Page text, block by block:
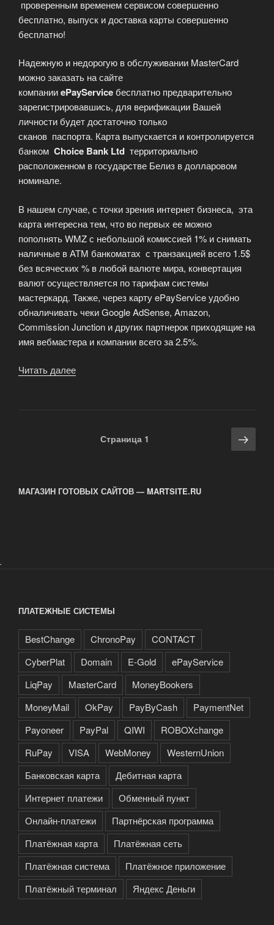
проверенным временем сервисом совершенно
бесплатно, выпуск и доставка карты совершенно
бесплатно!
Надежную и недорогую в обслуживании MasterCard
можно заказать на сайте
компанииePayService бесплатно предварительно
зарегистрировавшись, для верификации Вашей
личности будет достаточно только
сканов паспорта. Карта выпускается и контролируется
банком Choice Bank Ltd территориально
расположенном в государстве Белиз в долларовом
номинале.
В нашем случае, с точки зрения интернет бизнеса, эта
карта интересна тем, что во первых ее можно
пополнять WMZ с небольшой комиссией 1% и снимать
наличные в АТМ банкоматах с транзакцией всего 1.5$
без всяческих % в любой валюте мира, конвертация
валют осуществляется по тарифам системы
мастеркард. Также, через карту ePayService удобно
обналичивать чеки Google AdSense, Amazon,
Commission Junction и других партнерок приходящие на
имя вебмастера и компании всего за 2.5%.
Читать далее
Страница 1
МАГАЗИН ГОТОВЫХ САЙТОВ — MARTSITE.RU
.
ПЛАТЕЖНЫЕ СИСТЕМЫ
BestChange ChronoPay
CONTACT
CyberPlat
Domain E-Gold
ePayService
LiqPay
MasterCard
MoneyBookers
MoneyMail
OkPay PayByCash
PaymentNet
Payoneer
PayPal QIWI
ROBOXchange
RuPay
VISA WebMoney
WesternUnion
Банковская карта
Дебитная карта
Интернет платежи
Обменный пункт
Онлайн-платежи
Партнёрская программа
Платёжная карта
Платёжная сеть
Платёжная система
Платёжное приложение
Платёжный терминал
Яндекс Деньги